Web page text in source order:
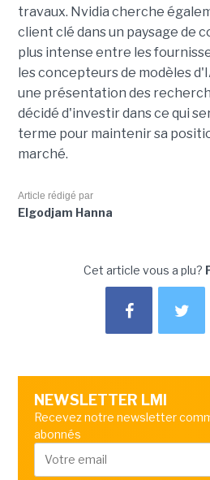
travaux. Nvidia cherche
client clé dans un paysage de
plus intense entre les
les concepteurs de modèles
une présentation des
décidé d'investir dans ce qui
terme pour maintenir sa
marché.
Article rédigé par
Elgodjam Hanna
Cet article vous a plu?
NEWSLETTER LMI
Recevez notre newsletter
abonnés